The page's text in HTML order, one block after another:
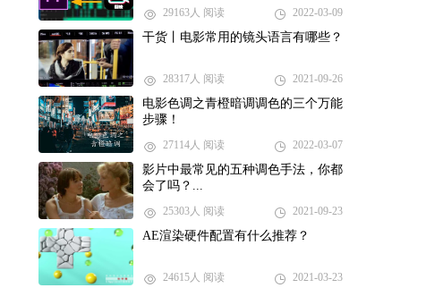
29163人 阅读 2022-03-09
干货丨电影常用的镜头语言有哪些？
28317人 阅读 2021-09-26
电影色调之青橙暗调调色的三个万能
步骤！
27114人 阅读 2022-03-07
影片中最常见的五种调色手法，你都
会了吗？...
25303人 阅读 2021-09-23
AE渲染硬件配置有什么推荐？
24615人 阅读 2021-03-23